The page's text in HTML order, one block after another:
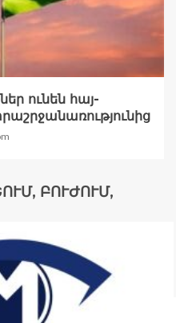
ունեն հայ-
ԲՈՒԺՈՒՄ,